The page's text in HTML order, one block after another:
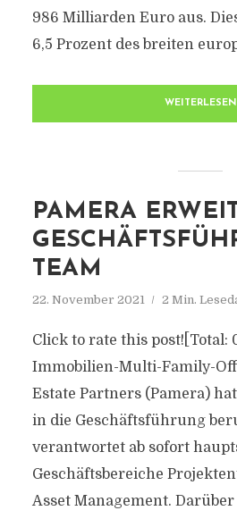
986 Milliarden Euro aus.
6,5 Prozent des breiten
WEITERLESEN
PAMERA
TEAM
22. November 2021 2 Min.
Click to rate this post![Total:
Immobilien-Multi-Family-
Estate Partners (Pamera)
in die Geschäftsführung
verantwortet ab sofort
Geschäftsbereiche
Asset Management.